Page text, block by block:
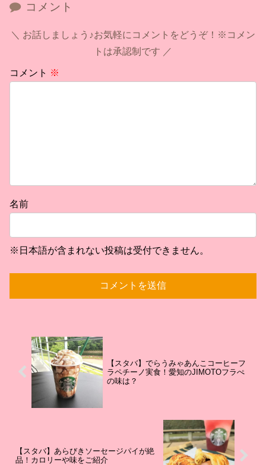
コメント
お話しましょう♪お気軽にコメントをどうぞ！※コメン
トは承認制です
コメント ※
名前
※日本語が含まれない投稿は受付できません。
【スタバ】でらうみゃあんこコーヒーフ
ラペチーノ実食！愛知のJIMOTOフラぺ
の味は？
【スタバ】あらびきソーセージパイが絶
品！カロリーや味をご紹介